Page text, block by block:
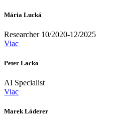
Mária Lucká
Researcher 10/2020-12/2025
Viac
Peter Lacko
AI Specialist
Viac
Marek Lóderer